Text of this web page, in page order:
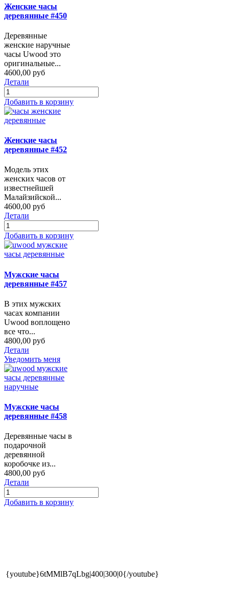
Женские часы
деревянные #450
Деревянные
женские наручные
часы Uwood это
оригинальные...
4600,00 руб
Детали
Добавить в корзину
Женские часы
деревянные #452
Модель этих
женских часов от
известнейшей
Малайзийской...
4600,00 руб
Детали
Добавить в корзину
Мужские часы
деревянные #457
В этих мужских
часах компании
Uwood воплощено
все что...
4800,00 руб
Детали
Уведомить меня
Мужские часы
деревянные #458
Деревянные часы в
подарочной
деревянной
коробочке из...
4800,00 руб
Детали
Добавить в корзину
{youtube}6tMMlB7qLbg|400|300|0{/youtube}